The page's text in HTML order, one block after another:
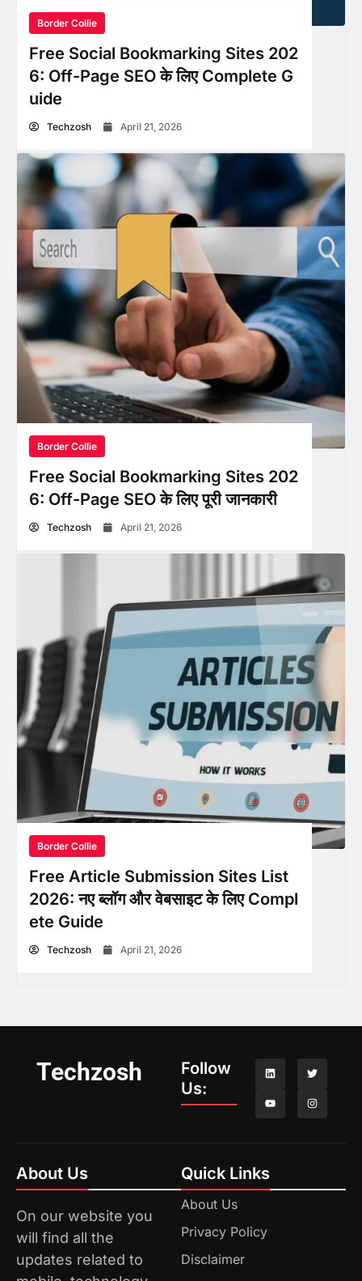
Border Collie
Free Social Bookmarking Sites 202
6: Off-Page SEO के लिए Complete G
uide
Techzosh April 21, 2026
Border Collie
Free Social Bookmarking Sites 202
6: Off-Page SEO के लिए पूरी जानकारी
Techzosh April 21, 2026
Border Collie
Free Article Submission Sites List
2026: नए ब्लॉग और वेबसाइट के लिए Compl
ete Guide
Techzosh April 21, 2026
Techzosh
Follow
Us:
About Us
On our website you
will find all the
updates related to
Quick Links
About Us
Privacy Policy
Disclaimer